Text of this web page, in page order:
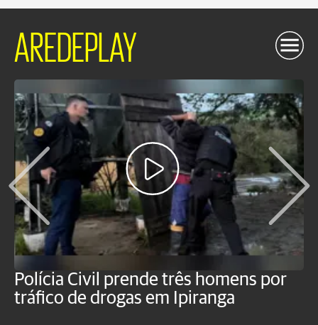
AREDEPLAY
Polícia Civil prende três homens por
tráfico de drogas em Ipiranga